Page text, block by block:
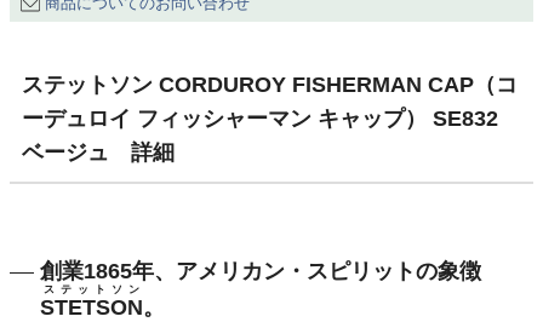
ステットソン CORDUROY FISHERMAN CAP（コ
ーデュロイ フィッシャーマン キャップ） SE832
ベージュ 詳細
創業1865年、アメリカン・スピリットの象徴
STETSON
ステットソン
。